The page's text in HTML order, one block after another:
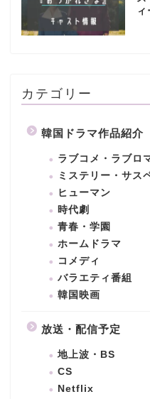
カテゴリー
韓国ドラマ作品紹介
ラブコメ・ラブロ
ミステリー・サス
ヒューマン
時代劇
青春・学園
ホームドラマ
コメディ
バラエティ番組
韓国映画
放送・配信予定
地上波・BS
CS
Netflix